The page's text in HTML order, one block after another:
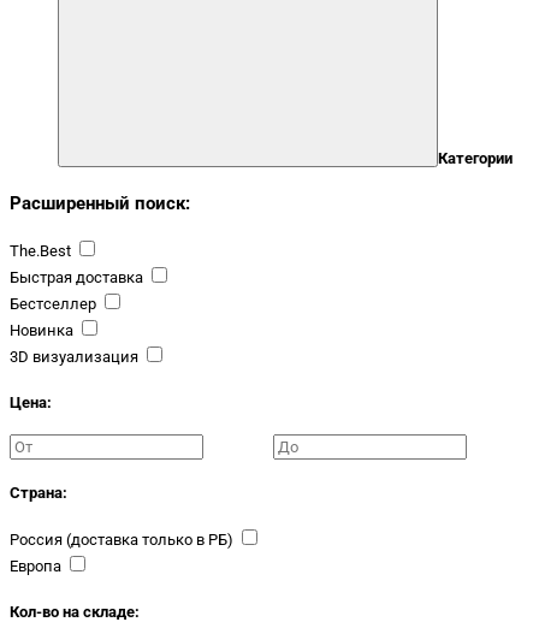
Категории
Расширенный поиск:
The.Best
Быстрая доставка
Бестселлер
Новинка
3D визуализация
Цена:
Страна:
Россия (доставка только в РБ)
Европа
Кол-во на складе: